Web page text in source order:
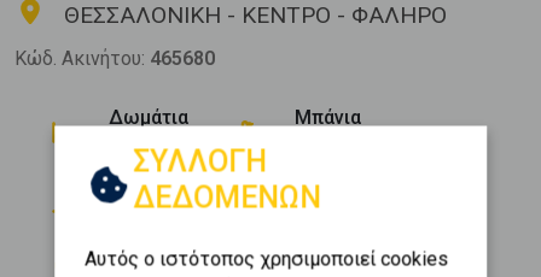
ΘΕΣΣΑΛΟΝΙΚΗ - ΚΕΝΤΡΟ - ΦΑΛΗΡΟ
Κώδ. Ακινήτου: 465680
Δωμάτια
Μπάνια
Όροφος
0 (Ισόγειο)
Θέση Στάθμευσης
0
Εμβαδόν
Κατασκευή
ΣΥΛΛΟΓΗ
ΔΕΔΟΜΕΝΩΝ
Αυτός ο ιστότοπος χρησιμοποιεί cookies